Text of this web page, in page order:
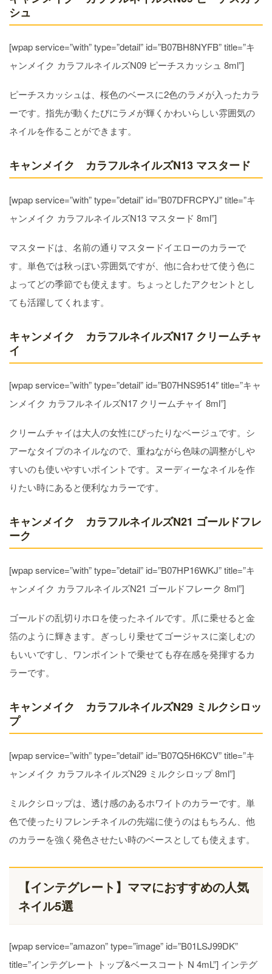
シュ
[wpap service=”with” type=”detail” id=”B07BH8NYFB” title=”キ
ャンメイク カラフルネイルズN09 ピーチスカッシュ 8ml”]
ピーチスカッシュは、桜色のベースに2色のラメが入ったカラ
ーです。指先が動くたびにラメが輝くかわいらしい雰囲気の
ネイルを作ることができます。
キャンメイク カラフルネイルズN13 マスタード
[wpap service=”with” type=”detail” id=”B07DFRCPYJ” title=”キ
ャンメイク カラフルネイルズN13 マスタード 8ml”]
マスタードは、名前の通りマスタードイエローのカラーで
す。単色では秋っぽい雰囲気ですが、他に合わせて使う色に
よってどの季節でも使えます。ちょっとしたアクセントとし
ても活躍してくれます。
キャンメイク カラフルネイルズN17 クリームチャ
イ
[wpap service=”with” type=”detail” id=”B07HNS9514″ title=”キャ
ンメイク カラフルネイルズN17 クリームチャイ 8ml”]
クリームチャイは大人の女性にぴったりなベージュです。シ
アーなタイプのネイルなので、重ねながら色味の調整がしや
すいのも使いやすいポイントです。ヌーディーなネイルを作
りたい時にあると便利なカラーです。
キャンメイク カラフルネイルズN21 ゴールドフレ
ーク
[wpap service=”with” type=”detail” id=”B07HP16WKJ” title=”キ
ャンメイク カラフルネイルズN21 ゴールドフレーク 8ml”]
ゴールドの乱切りホロを使ったネイルです。爪に乗せると金
箔のように輝きます。ぎっしり乗せてゴージャスに楽しむの
もいいですし、ワンポイントで乗せても存在感を発揮するカ
ラーです。
キャンメイク カラフルネイルズN29 ミルクシロッ
プ
[wpap service=”with” type=”detail” id=”B07Q5H6KCV” title=”キ
ャンメイク カラフルネイルズN29 ミルクシロップ 8ml”]
ミルクシロップは、透け感のあるホワイトのカラーです。単
色で使ったりフレンチネイルの先端に使うのはもちろん、他
のカラーを強く発色させたい時のベースとしても使えます。
【インテグレート】ママにおすすめの人気
ネイル5選
[wpap service=”amazon” type=”image” id=”B01LSJ99DK”
title=”インテグレート トップ&ベースコート N 4mL”] インテグ